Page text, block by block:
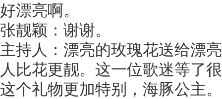
好漂亮啊。
张靓颖：谢谢。
主持人：漂亮的玫瑰花送给漂
人比花更靓。这一位歌迷等了
这个礼物更加特别，海豚公主。